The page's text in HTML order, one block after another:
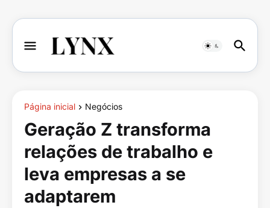
Página inicial Negócios
Geração Z transforma
relações de trabalho e
leva empresas a se
adaptarem